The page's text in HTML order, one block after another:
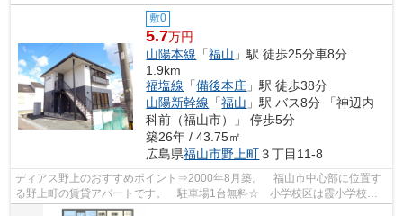
敷0
5.7万円
山陽本線 「福山 」駅 徒歩25分車8分
1.9km
福塩線 「備後本庄 」駅 徒歩38分
山陽新幹線 「福山 」駅 バス8分 「神辺内
科前（福山市）」 停歩5分
築26年 / 43.75㎡
広島県福山市野上町３丁目11-8
ディアス野上のおすすめポイント⇒2000年8月築。 福山市中心部に位置す
る野上町の賃貸アパートです。 駐車場1台無料☆ 小学校区は霞小学校で
す！ 徒歩約1分のところにはコンビニエン...